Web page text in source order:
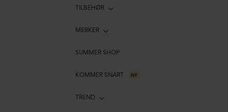
TILBEHØR
MERKER
SUMMER SHOP
KOMMER SNART NY
TREND